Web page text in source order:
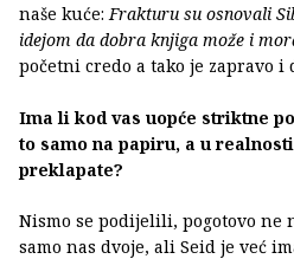
naše kuće: Frakturu su osnovali
idejom da dobra knjiga može i
početni credo a tako je zapravo i
Ima li kod vas uopće striktne
to samo na papiru, a u
preklapate?
Nismo se podijelili, pogotovo ne
samo nas dvoje, ali Seid je već